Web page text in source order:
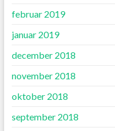
februar 2019
januar 2019
december 2018
november 2018
oktober 2018
september 2018